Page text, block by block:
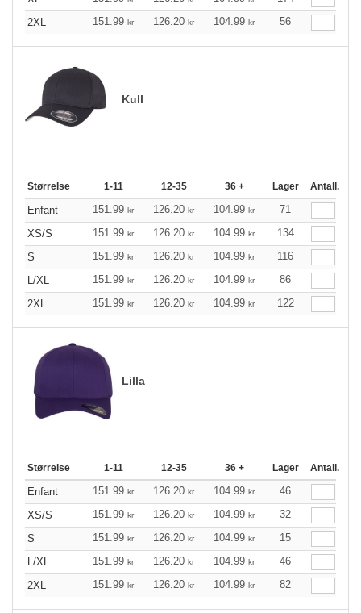
2XL
151.99 kr 126.20 kr 104.99 kr 56
Kull
Størrelse 1-11 12-35 36 + Lager Antall.
Enfant 151.99 kr 126.20 kr 104.99 kr
71
XS/S
151.99 kr 126.20 kr 104.99 kr
134
S
151.99 kr 126.20 kr 104.99 kr
116
L/XL
151.99 kr 126.20 kr 104.99 kr
86
2XL
151.99 kr 126.20 kr 104.99 kr 122
Lilla
Størrelse 1-11 12-35 36 + Lager Antall.
Enfant 151.99 kr 126.20 kr 104.99 kr
46
XS/S
151.99 kr 126.20 kr 104.99 kr
32
S
151.99 kr 126.20 kr 104.99 kr
15
L/XL
151.99 kr 126.20 kr 104.99 kr
46
2XL
151.99 kr 126.20 kr 104.99 kr 82